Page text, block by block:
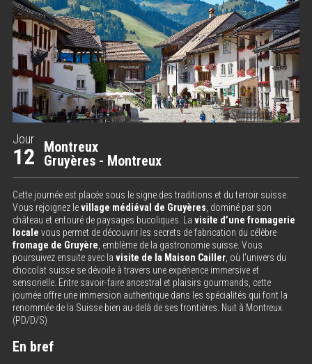
Jour
12
Montreux
Gruyères - Montreux
Cette journée est placée sous le signe des traditions et du terroir suisse.
Vous rejoignez levillage médiéval de Gruyères , dominé par son
château et entouré de paysages bucoliques. La visite d’une fromagerie
locale vous permet de découvrir les secrets de fabrication du célèbre
fromage de Gruyère , emblème de la gastronomie suisse. Vous
poursuivez ensuite avec la visite de la Maison Cailler , où l’univers du
chocolat suisse se dévoile à travers une expérience immersive et
sensorielle. Entre savoir-faire ancestral et plaisirs gourmands, cette
journée offre une immersion authentique dans les spécialités qui font la
renommée de la Suisse bien au-delà de ses frontières. Nuit à Montreux.
(PD/D/S)
En bref